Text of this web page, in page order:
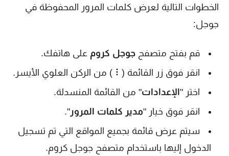
الخطوات التالية لعرض كلمات المرور المحفوظة في
جوجل:
قم بفتح متصفح جوجل كروم على هاتفك.
انقر فوق زر القائمة (⠇ ) من الركن العلوي الأيسر.
اختر "الإعدادات" من القائمة المنسدلة.
انقر فوق خيار "مدير كلمات المرور ".
سيتم عرض قائمة بجميع المواقع التي تم تسجيل
الدخول إليها باستخدام متصفح جوجل كروم.